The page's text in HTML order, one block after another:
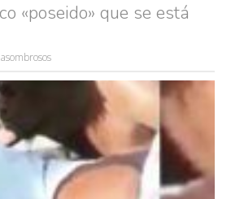
«poseido» que se está